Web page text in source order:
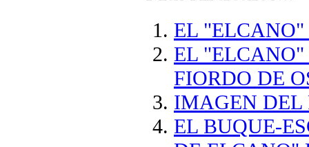
EL "ELCANO"
EL "ELCANO"
FIORDO DE
IMAGEN DEL
EL BUQUE-